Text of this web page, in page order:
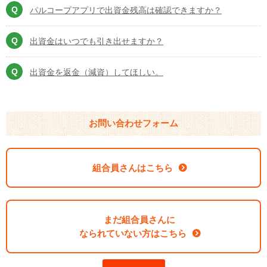
パルコープアプリで出資金残高は確認できますか？
出資金はいつでも引き出せますか？
出資金を返金（減資）してほしい。
お問い合わせフォーム
組合員さんはこちら
まだ組合員さんに
なられていない方はこちら